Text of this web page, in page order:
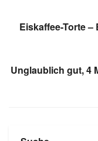
Eiskaffee-Torte
Unglaublich gut, 4